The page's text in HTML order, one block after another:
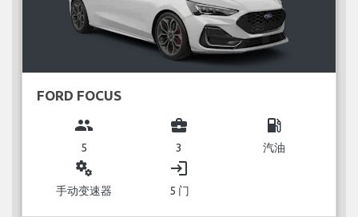
FORD FOCUS
group
5
business_center
3
local_gas_station
汽油
miscellaneous_services
手动变速器
login
5 门